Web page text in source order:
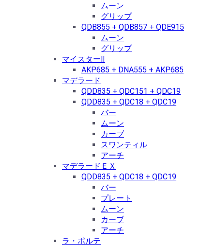
ムーン
グリップ
QDB855 + QDB857 + QDE915
ムーン
グリップ
マイスターⅡ
AKP685 + DNA555 + AKP685
マデラード
QDD835 + QDC151 + QDC19
QDD835 + QDC18 + QDC19
バー
ムーン
カーブ
スワンティル
アーチ
マデラードＥＸ
QDD835 + QDC18 + QDC19
バー
プレート
ムーン
カーブ
アーチ
ラ・ポルテ